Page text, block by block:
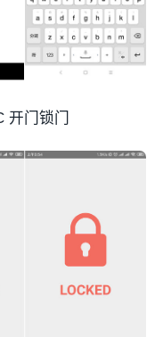
门锁门